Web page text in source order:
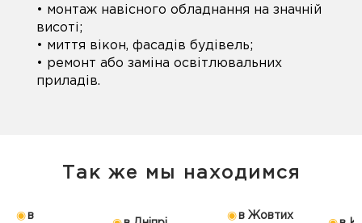
• монтаж навісного обладнання на значній
висоті;
• миття вікон, фасадів будівель;
• ремонт або заміна освітлювальних
приладів.
Так же мы находимся
в
в Жовтих